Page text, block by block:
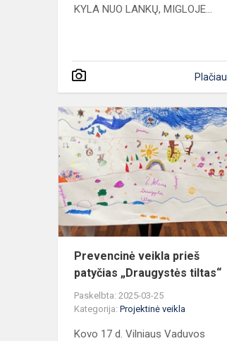
KYLA NUO LANKŲ, MIGLOJE...
Plačiau
Prevencinė veikla prieš
patyčias „Draugystės tiltas“
Paskelbta: 2025-03-25
Kategorija: Projektinė veikla
Kovo 17 d. Vilniaus Vaduvos